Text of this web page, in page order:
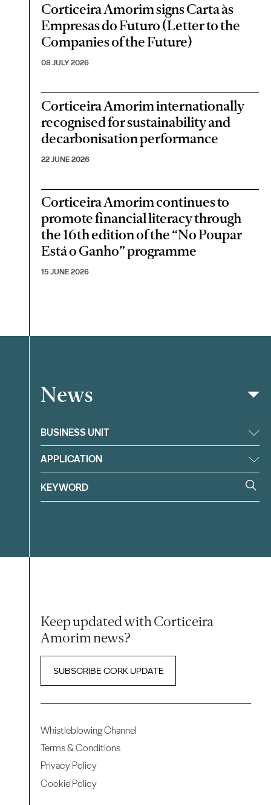
Corticeira Amorim signs Carta às
Empresas do Futuro (Letter to the
Companies of the Future)
08 JULY 2026
Corticeira Amorim internationally
recognised for sustainability and
decarbonisation performance
22 JUNE 2026
Corticeira Amorim continues to
promote financial literacy through
the 16th edition of the “No Poupar
Está o Ganho” programme
15 JUNE 2026
Filter
News
BUSINESS UNIT
APPLICATION
Keep updated with Corticeira
Amorim news?
SUBSCRIBE CORK UPDATE
Whistleblowing Channel
Terms & Conditions
Privacy Policy
Cookie Policy